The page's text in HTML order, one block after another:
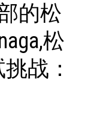
的松
松
战：